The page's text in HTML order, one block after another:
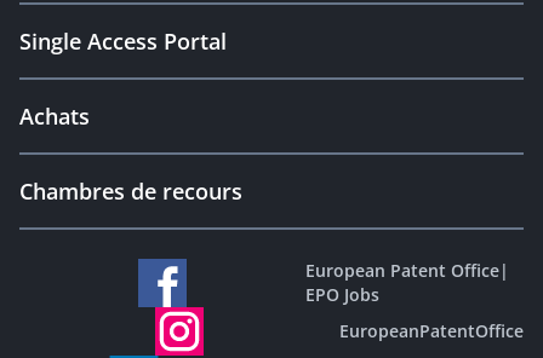
Single Access Portal
Achats
Chambres de recours
European Patent Office|
EPO Jobs
EuropeanPatentOffice